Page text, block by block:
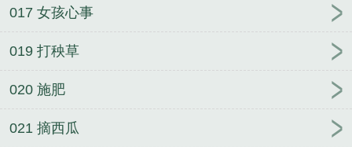
017 女孩心事
019 打秧草
020 施肥
021 摘西瓜